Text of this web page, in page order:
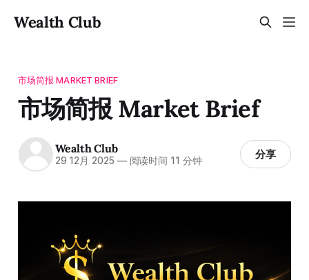
Wealth Club
市场简报 MARKET BRIEF
市场简报 Market Brief
Wealth Club
29 12月 2025 —阅读时间 11 分钟 分享